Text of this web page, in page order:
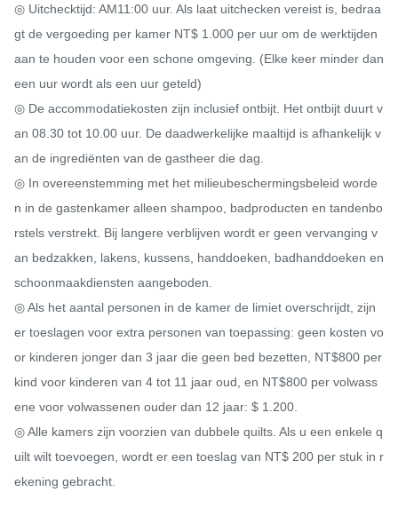
◎ Uitchecktijd: AM11:00 uur. Als laat uitchecken vereist is, bedraa
gt ​​de vergoeding per kamer NT$ 1.000 per uur om de werktijden
aan te houden voor een schone omgeving. (Elke keer minder dan
een uur wordt als een uur geteld)
◎ De accommodatiekosten zijn inclusief ontbijt. Het ontbijt duurt v
an 08.30 tot 10.00 uur. De daadwerkelijke maaltijd is afhankelijk v
an de ingrediënten van de gastheer die dag.
◎ In overeenstemming met het milieubeschermingsbeleid worde
n in de gastenkamer alleen shampoo, badproducten en tandenbo
rstels verstrekt. Bij langere verblijven wordt er geen vervanging v
an bedzakken, lakens, kussens, handdoeken, badhanddoeken en
schoonmaakdiensten aangeboden.
◎ Als het aantal personen in de kamer de limiet overschrijdt, zijn
er toeslagen voor extra personen van toepassing: geen kosten vo
or kinderen jonger dan 3 jaar die geen bed bezetten, NT$800 per
kind voor kinderen van 4 tot 11 jaar oud, en NT$800 per volwass
ene voor volwassenen ouder dan 12 jaar: $ 1.200.
◎ Alle kamers zijn voorzien van dubbele quilts. Als u een enkele q
uilt wilt toevoegen, wordt er een toeslag van NT$ 200 per stuk in r
ekening gebracht.